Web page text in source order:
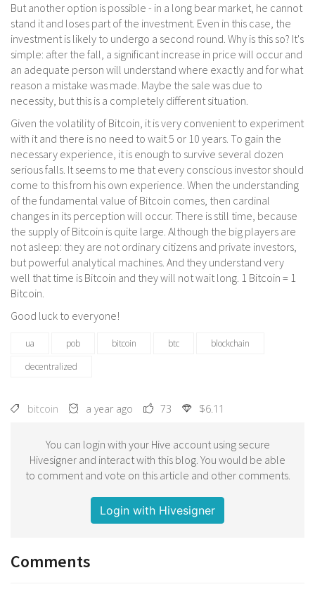
But another option is possible - in a long bear market, he cannot
stand it and loses part of the investment. Even in this case, the
investment is likely to undergo a second round. Why is this so? It's
simple: after the fall, a significant increase in price will occur and
an adequate person will understand where exactly and for what
reason a mistake was made. Maybe the sale was due to
necessity, but this is a completely different situation.
Given the volatility of Bitcoin, it is very convenient to experiment
with it and there is no need to wait 5 or 10 years. To gain the
necessary experience, it is enough to survive several dozen
serious falls. It seems to me that every conscious investor should
come to this from his own experience. When the understanding
of the fundamental value of Bitcoin comes, then cardinal
changes in its perception will occur. There is still time, because
the supply of Bitcoin is quite large. Although the big players are
not asleep: they are not ordinary citizens and private investors,
but powerful analytical machines. And they understand very
well that time is Bitcoin and they will not wait long. 1 Bitcoin = 1
Bitcoin.
Good luck to everyone!
ua pob bitcoin btc
blockchain
decentralized
bitcoin a year ago 73 $6.11
You can login with your Hive account using secure
Hivesigner and interact with this blog. You would be able
to comment and vote on this article and other comments.
Login with Hivesigner
Comments